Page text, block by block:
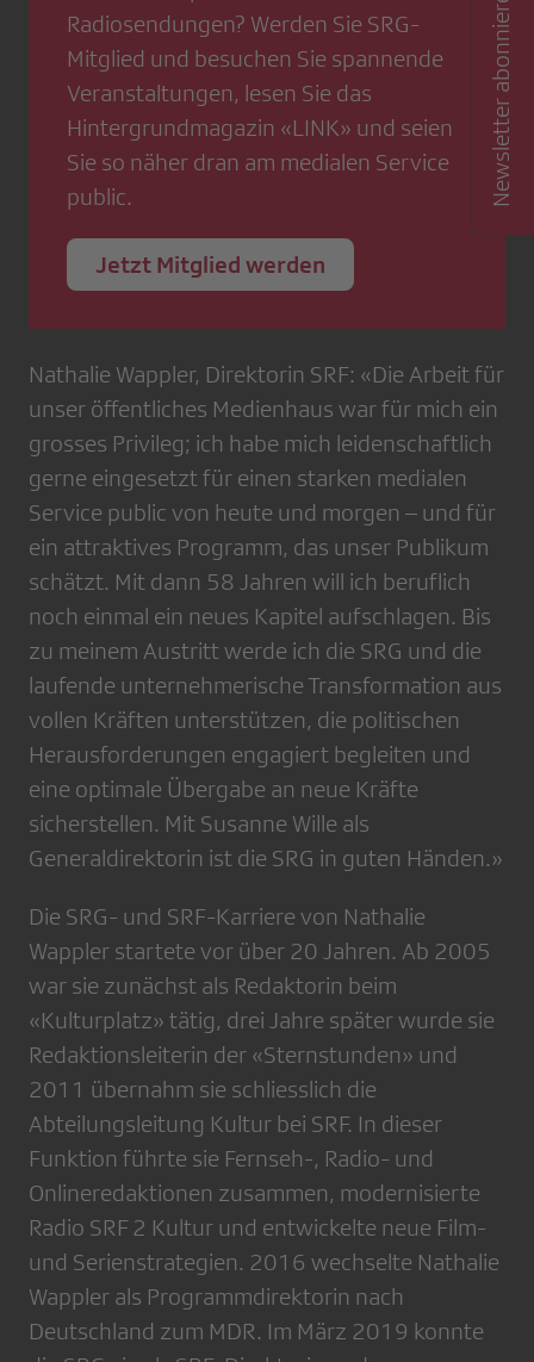
Radiosendungen? Werden Sie SRG-
Mitglied und besuchen Sie spannende
Veranstaltungen, lesen Sie das
Hintergrundmagazin «LINK» und seien
Sie so näher dran am medialen Service
public.
Jetzt Mitglied werden
Nathalie Wappler, Direktorin SRF: «Die Arbeit für
unser öffentliches Medienhaus war für mich ein
grosses Privileg; ich habe mich leidenschaftlich
gerne eingesetzt für einen starken medialen
Service public von heute und morgen – und für
ein attraktives Programm, das unser Publikum
schätzt. Mit dann 58 Jahren will ich beruflich
noch einmal ein neues Kapitel aufschlagen. Bis
zu meinem Austritt werde ich die SRG und die
laufende unternehmerische Transformation aus
vollen Kräften unterstützen, die politischen
Herausforderungen engagiert begleiten und
eine optimale Übergabe an neue Kräfte
sicherstellen. Mit Susanne Wille als
Generaldirektorin ist die SRG in guten Händen.»
Die SRG- und SRF-Karriere von Nathalie
Wappler startete vor über 20 Jahren. Ab 2005
war sie zunächst als Redaktorin beim
«Kulturplatz» tätig, drei Jahre später wurde sie
Redaktionsleiterin der «Sternstunden» und
2011 übernahm sie schliesslich die
Abteilungsleitung Kultur bei SRF. In dieser
Funktion führte sie Fernseh-, Radio- und
Onlineredaktionen zusammen, modernisierte
Radio SRF 2 Kultur und entwickelte neue Film-
und Serienstrategien. 2016 wechselte Nathalie
Wappler als Programmdirektorin nach
Deutschland zum MDR. Im März 2019 konnte
Newsletter abonnieren